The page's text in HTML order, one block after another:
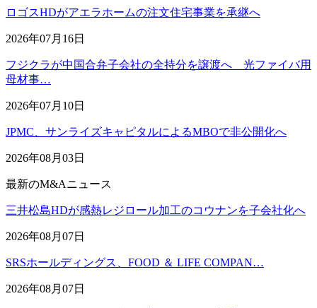
ロゴスHDがアエラホームの注文住宅事業を承継へ
2026年07月16日
フジクラが中国合弁子会社の全持分を譲渡へ 光ファイバ用
母材事…
2026年07月10日
JPMC、サンライズキャピタルによるMBOで非公開化へ
2026年08月03日
最新のM&Aニュース
三井松島HDが感熱レジロール加工のコウナンを子会社化へ
2026年08月07日
SRSホールディングス、FOOD ＆ LIFE COMPAN…
2026年08月07日